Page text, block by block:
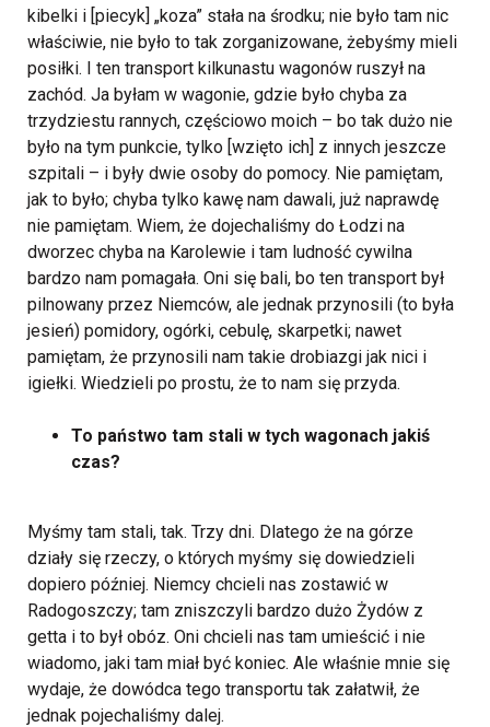
kibelki i [piecyk] „koza” stała na środku; nie było tam nic
właściwie, nie było to tak zorganizowane, żebyśmy mieli
posiłki. I ten transport kilkunastu wagonów ruszył na
zachód. Ja byłam w wagonie, gdzie było chyba za
trzydziestu rannych, częściowo moich – bo tak dużo nie
było na tym punkcie, tylko [wzięto ich] z innych jeszcze
szpitali – i były dwie osoby do pomocy. Nie pamiętam,
jak to było; chyba tylko kawę nam dawali, już naprawdę
nie pamiętam. Wiem, że dojechaliśmy do Łodzi na
dworzec chyba na Karolewie i tam ludność cywilna
bardzo nam pomagała. Oni się bali, bo ten transport był
pilnowany przez Niemców, ale jednak przynosili (to była
jesień) pomidory, ogórki, cebulę, skarpetki; nawet
pamiętam, że przynosili nam takie drobiazgi jak nici i
igiełki. Wiedzieli po prostu, że to nam się przyda.
To państwo tam stali w tych wagonach jakiś
czas?
Myśmy tam stali, tak. Trzy dni. Dlatego że na górze
działy się rzeczy, o których myśmy się dowiedzieli
dopiero później. Niemcy chcieli nas zostawić w
Radogoszczy; tam zniszczyli bardzo dużo Żydów z
getta i to był obóz. Oni chcieli nas tam umieścić i nie
wiadomo, jaki tam miał być koniec. Ale właśnie mnie się
wydaje, że dowódca tego transportu tak załatwił, że
jednak pojechaliśmy dalej.